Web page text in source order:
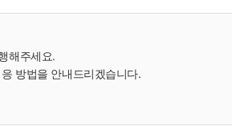
해주세요.
방법을 안내드리겠습니다.